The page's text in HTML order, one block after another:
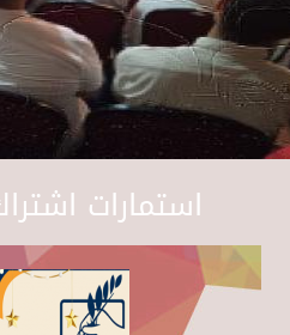
استمارات